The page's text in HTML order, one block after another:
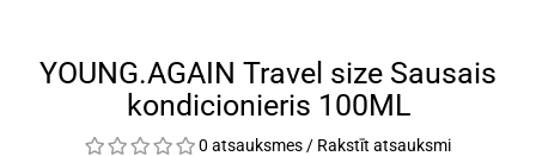
YOUNG.AGAIN Travel size Sausais
kondicionieris 100ML
0 atsauksmes / Rakstīt atsauksmi